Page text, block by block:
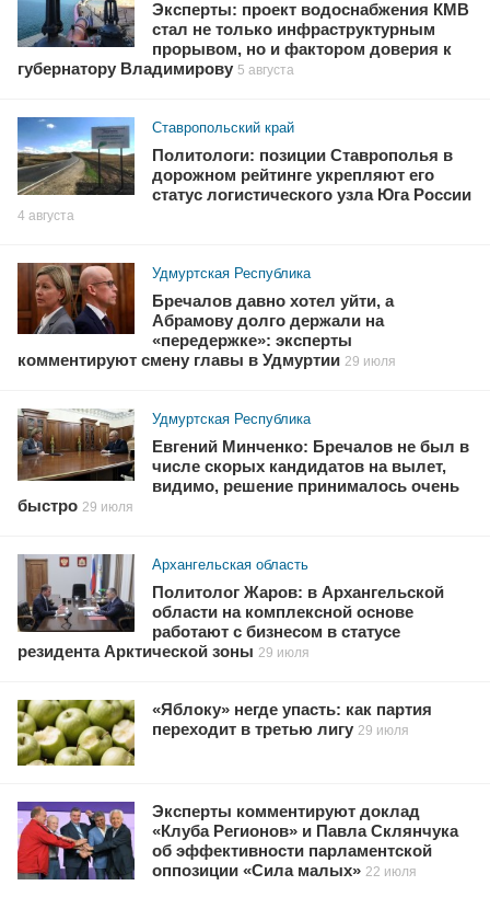
Эксперты: проект водоснабжения КМВ
стал не только инфраструктурным
прорывом, но и фактором доверия к
губернатору Владимирову 5 августа
Ставропольский край
Политологи: позиции Ставрополья в
дорожном рейтинге укрепляют его
статус логистического узла Юга России
4 августа
Удмуртская Республика
Бречалов давно хотел уйти, а
Абрамову долго держали на
«передержке»: эксперты
комментируют смену главы в Удмуртии 29 июля
Удмуртская Республика
Евгений Минченко: Бречалов не был в
числе скорых кандидатов на вылет,
видимо, решение принималось очень
быстро 29 июля
Архангельская область
Политолог Жаров: в Архангельской
области на комплексной основе
работают с бизнесом в статусе
резидента Арктической зоны 29 июля
«Яблоку» негде упасть: как партия
переходит в третью лигу 29 июля
Эксперты комментируют доклад
«Клуба Регионов» и Павла Склянчука
об эффективности парламентской
оппозиции «Сила малых» 22 июля